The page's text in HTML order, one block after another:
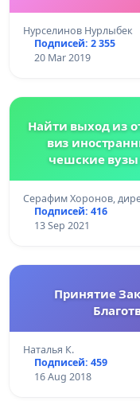
Нурселинов Нурлыбек
Подписей: 2 355
20 Mar 2019
Найти выход из
виз
чешские вузы
Серафим Хоронов,
Подписей: 416
13 Sep 2021
Принятие
Наталья К.
Подписей: 459
16 Aug 2018